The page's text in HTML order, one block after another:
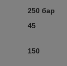
250 бар
45
150